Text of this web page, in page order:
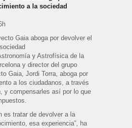
a la sociedad
Gaia aboga por devolver el
y Astrofísica de la
y director del grupo
Gaia, Jordi Torra, aboga por
a los ciudadanos, a través
y compensarles así por lo que
es tratar de devolver a la
esa experiencia”, ha